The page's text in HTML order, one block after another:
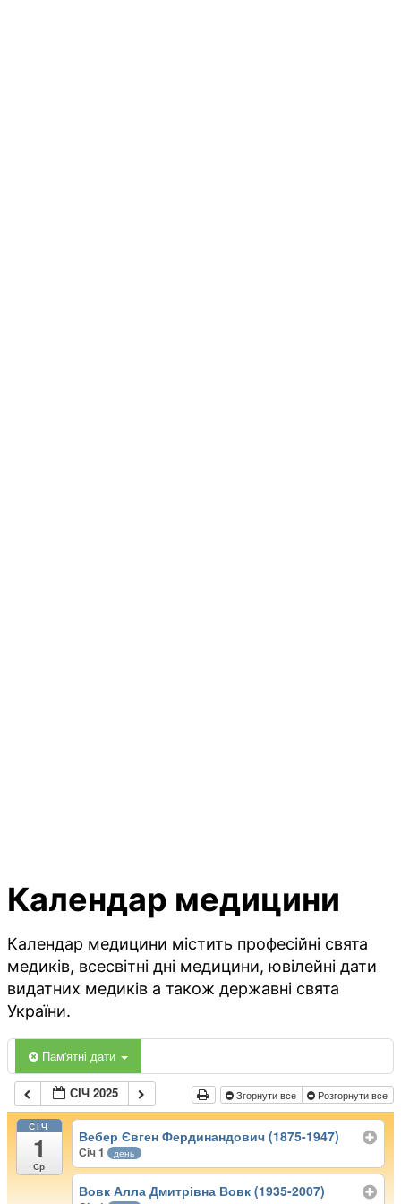
Календар медицини
Календар медицини містить професійні свята
медиків, всесвітні дні медицини, ювілейні дати
видатних медиків а також державні свята
України.
Пам'ятні дати
СІЧ 2025 Згорнути все Розгорнути все
СІЧ
1
Ср
Вебер Євген Фердинандович (1875-1947)
Січ 1 день
Вовк Алла Дмитрівна Вовк (1935-2007)